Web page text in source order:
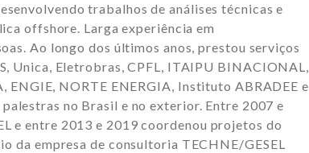
trabalhos de análises técnicas e
offshore. Larga experiência em
Ao longo dos últimos anos, prestou serviços
Unica, Eletrobras, CPFL, ITAIPU BINACIONAL,
ENGIE, NORTE ENERGIA, Instituto ABRADEE e
no Brasil e no exterior. Entre 2007 e
e entre 2013 e 2019 coordenou projetos do
da empresa de consultoria TECHNE/GESEL